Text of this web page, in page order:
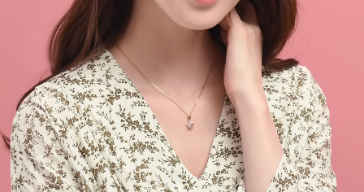
페이코 라이
구매